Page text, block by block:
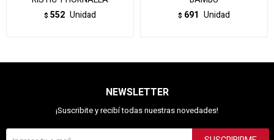
$ 552 Unidad $ 691 Unidad
NEWSLETTER
¡Suscribite y recibí todas nuestras novedades!